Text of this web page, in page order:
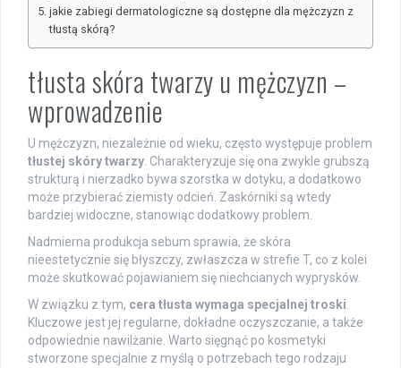
jakie zabiegi dermatologiczne są dostępne dla mężczyzn z
tłustą skórą?
tłusta skóra twarzy u mężczyzn –
wprowadzenie
U mężczyzn, niezależnie od wieku, często występuje problem
tłustej skóry twarzy . Charakteryzuje się ona zwykle grubszą
strukturą i nierzadko bywa szorstka w dotyku, a dodatkowo
może przybierać ziemisty odcień. Zaskórniki są wtedy
bardziej widoczne, stanowiąc dodatkowy problem.
Nadmierna produkcja sebum sprawia, że skóra
nieestetycznie się błyszczy, zwłaszcza w strefie T, co z kolei
może skutkować pojawianiem się niechcianych wyprysków.
W związku z tym, cera tłusta wymaga specjalnej troski
Kluczowe jest jej regularne, dokładne oczyszczanie, a także
odpowiednie nawilżanie. Warto sięgnąć po kosmetyki
stworzone specjalnie z myślą o potrzebach tego rodzaju